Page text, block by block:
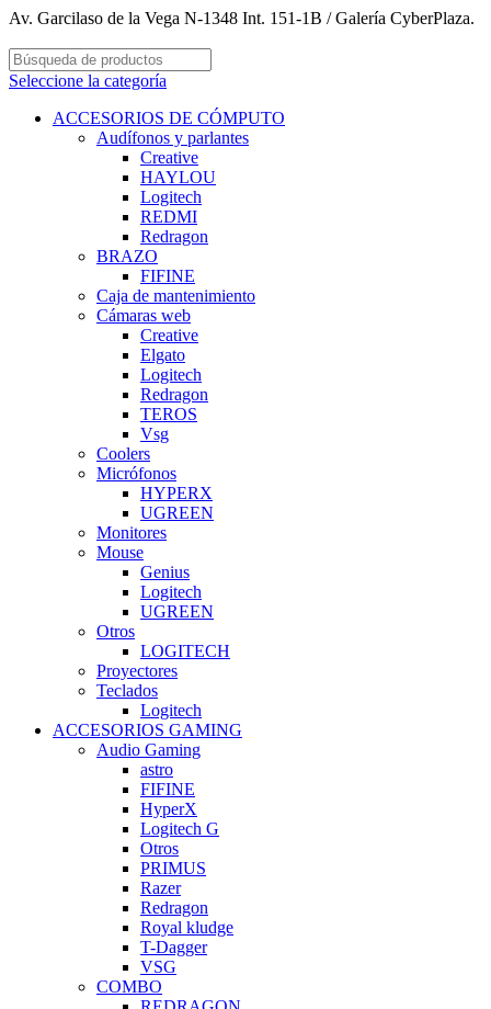
Av. Garcilaso de la Vega N-1348 Int. 151-1B / Galería CyberPlaza.
Seleccione la categoría
ACCESORIOS DE CÓMPUTO
Audífonos y parlantes
Creative
HAYLOU
Logitech
REDMI
Redragon
BRAZO
FIFINE
Caja de mantenimiento
Cámaras web
Creative
Elgato
Logitech
Redragon
TEROS
Vsg
Coolers
Micrófonos
HYPERX
UGREEN
Monitores
Mouse
Genius
Logitech
UGREEN
Otros
LOGITECH
Proyectores
Teclados
Logitech
ACCESORIOS GAMING
Audio Gaming
astro
FIFINE
HyperX
Logitech G
Otros
PRIMUS
Razer
Redragon
Royal kludge
T-Dagger
VSG
COMBO